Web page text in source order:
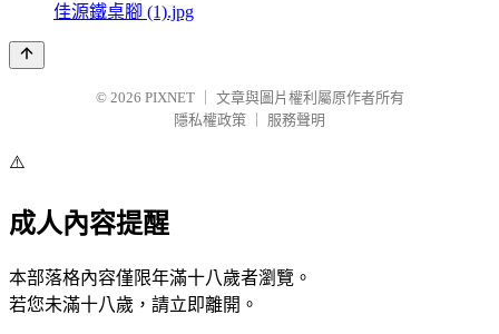
佳源鐵桌腳 (1).jpg
© 2026 PIXNET
文章與圖片權利屬原作者所有
隱私權政策
服務聲明
⚠️
成人內容提醒
本部落格內容僅限年滿十八歲者瀏覽。
若您未滿十八歲，請立即離開。